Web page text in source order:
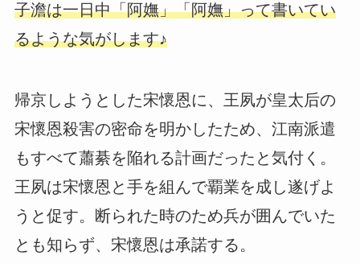
子澹は一日中「阿嫵」「阿嫵」って書いてい
るような気がします♪
帰京しようとした宋懷恩に、王夙が皇太后の
宋懷恩殺害の密命を明かしたため、江南派遣
もすべて蕭綦を陥れる計画だったと気付く。
王夙は宋懷恩と手を組んで覇業を成し遂げよ
うと促す。断られた時のため兵が囲んでいた
とも知らず、宋懷恩は承諾する。